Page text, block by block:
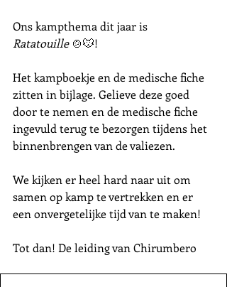
Ons kampthema dit jaar is
Ratatouille 🍲🐭!
Het kampboekje en de medische fiche
zitten in bijlage. Gelieve deze goed
door te nemen en de medische fiche
ingevuld terug te bezorgen tijdens het
binnenbrengen van de valiezen.
We kijken er heel hard naar uit om
samen op kamp te vertrekken en er
een onvergetelijke tijd van te maken!
Tot dan! De leiding van Chirumbero